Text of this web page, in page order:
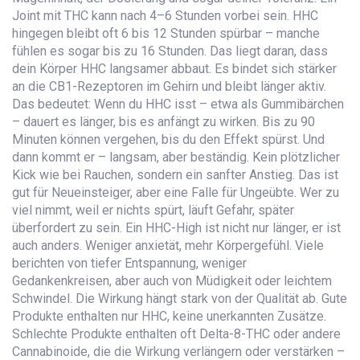
Joint mit THC kann nach 4–6 Stunden vorbei sein. HHC
hingegen bleibt oft 6 bis 12 Stunden spürbar – manche
fühlen es sogar bis zu 16 Stunden. Das liegt daran, dass
dein Körper HHC langsamer abbaut. Es bindet sich stärker
an die CB1-Rezeptoren im Gehirn und bleibt länger aktiv.
Das bedeutet: Wenn du HHC isst – etwa als Gummibärchen
– dauert es länger, bis es anfängt zu wirken. Bis zu 90
Minuten können vergehen, bis du den Effekt spürst. Und
dann kommt er – langsam, aber beständig. Kein plötzlicher
Kick wie bei Rauchen, sondern ein sanfter Anstieg. Das ist
gut für Neueinsteiger, aber eine Falle für Ungeübte. Wer zu
viel nimmt, weil er nichts spürt, läuft Gefahr, später
überfordert zu sein. Ein HHC-High ist nicht nur länger, er ist
auch anders. Weniger anxietät, mehr Körpergefühl. Viele
berichten von tiefer Entspannung, weniger
Gedankenkreisen, aber auch von Müdigkeit oder leichtem
Schwindel. Die Wirkung hängt stark von der Qualität ab. Gute
Produkte enthalten nur HHC, keine unerkannten Zusätze.
Schlechte Produkte enthalten oft Delta-8-THC oder andere
Cannabinoide, die die Wirkung verlängern oder verstärken –